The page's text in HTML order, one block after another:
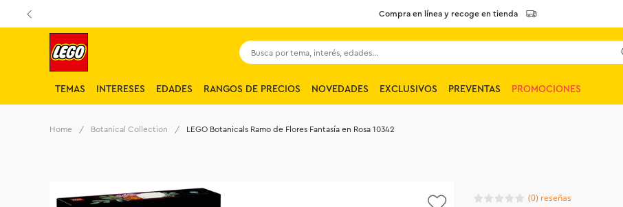
Compra en línea y recoge en tienda
Busca por tema, interés, edades...
TEMAS INTERESES EDADES RANGOS DE PRECIOS NOVEDADES EXCLUSIVOS PREVENTAS PROMOCIONES
Botanical Collection LEGO Botanicals Ramo de Flores Fantasía en Rosa 10342
(0)